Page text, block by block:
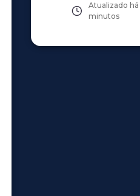
Atualizado há
minutos